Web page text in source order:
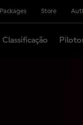
Packages Store
Classificação